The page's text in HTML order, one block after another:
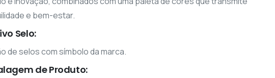
e bem-estar.
Selo:
de selos com símbolo da marca.
de Produto: